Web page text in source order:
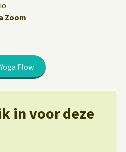
Zoom
Flow
in voor deze